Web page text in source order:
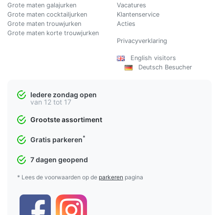
Grote maten galajurken
Grote maten cocktailjurken
Grote maten trouwjurken
Grote maten korte trouwjurken
Vacatures
Klantenservice
Acties
Privacyverklaring
English visitors
Deutsch Besucher
Iedere zondag open
van 12 tot 17
Grootste assortiment
Gratis parkeren*
7 dagen geopend
* Lees de voorwaarden op de parkeren pagina